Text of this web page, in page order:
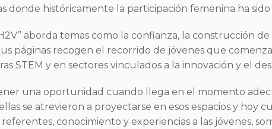
donde históricamente la participación femenina ha
aborda temas como la confianza, la construcción
páginas recogen el recorrido de jóvenes que
STEM y en sectores vinculados a la innovación y el
una oportunidad cuando llega en el momento
se atrevieron a proyectarse en esos espacios y hoy
conocimiento y experiencias a las jóvenes,